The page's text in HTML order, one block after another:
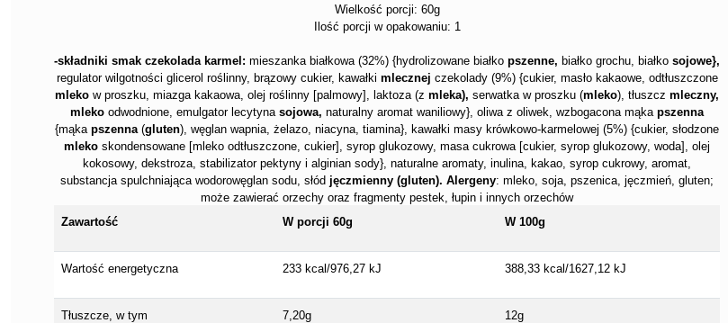
Wielkość porcji: 60g
Ilość porcji w opakowaniu: 1
-składniki smak czekolada karmel: mieszanka białkowa (32%) {hydrolizowane białko pszenne, białko grochu, białko sojowe},
regulator wilgotności glicerol roślinny, brązowy cukier, kawałki mlecznej czekolady (9%) {cukier, masło kakaowe, odtłuszczone
mleko w proszku, miazga kakaowa, olej roślinny [palmowy], laktoza (z mleka), serwatka w proszku (mleko), tłuszcz mleczny,
mleko odwodnione, emulgator lecytyna sojowa, naturalny aromat waniliowy}, oliwa z oliwek, wzbogacona mąka pszenna
{mąka pszenna (gluten), węglan wapnia, żelazo, niacyna, tiamina}, kawałki masy krówkowo-karmelowej (5%) {cukier, słodzone
mleko skondensowane [mleko odtłuszczone, cukier], syrop glukozowy, masa cukrowa [cukier, syrop glukozowy, woda], olej
kokosowy, dekstroza, stabilizator pektyny i alginian sody}, naturalne aromaty, inulina, kakao, syrop cukrowy, aromat,
substancja spulchniająca wodorowęglan sodu, słód jęczmienny (gluten). Alergeny: mleko, soja, pszenica, jęczmień, gluten;
może zawierać orzechy oraz fragmenty pestek, łupin i innych orzechów
Zawartość
W porcji 60g W 100g
Wartość energetyczna 233 kcal/976,27 kJ 388,33 kcal/1627,12 kJ
Tłuszcze, w tym 7,20g 12g